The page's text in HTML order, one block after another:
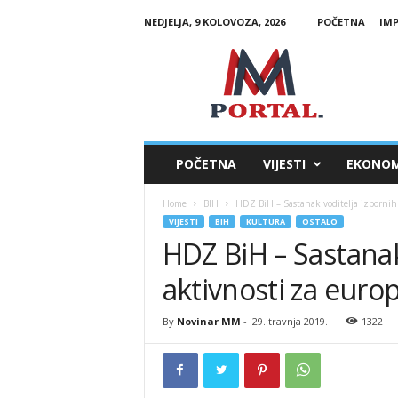
NEDJELJA, 9 KOLOVOZA, 2026 POČETNA
POČETNA VIJESTI
Home BIH HDZ BiH – Sastanak voditelja
VIJESTI BIH KULTURA OSTALO
HDZ BiH –
aktivnosti za
By Novinar MM - 29. travnja 2019. 1322